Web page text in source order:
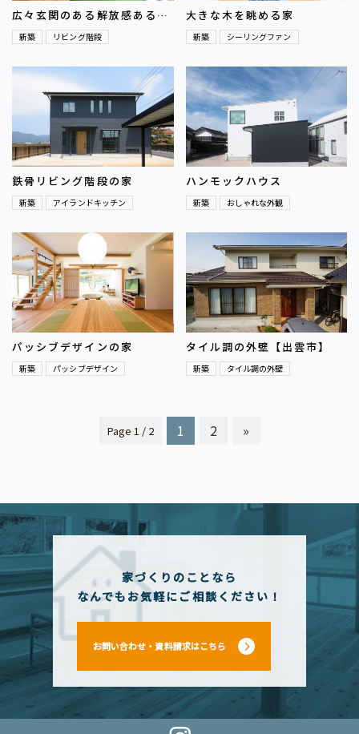
広々玄関のある解放感あるお
うち
新築 リビング階段
大きな木を眺める家
新築 シーリングファン
鉄骨リビング階段の家
新築 アイランドキッチン
ハンモックハウス
新築 おしゃれな外観
パッシブデザインの家
新築 パッシブデザイン
タイル調の外壁【出雲市】
新築 タイル調の外壁
Page 1 / 2 1 2 »
家づくりのことなら
なんでもお気軽にご相談ください！
お問い合わせ・資料請求はこちら